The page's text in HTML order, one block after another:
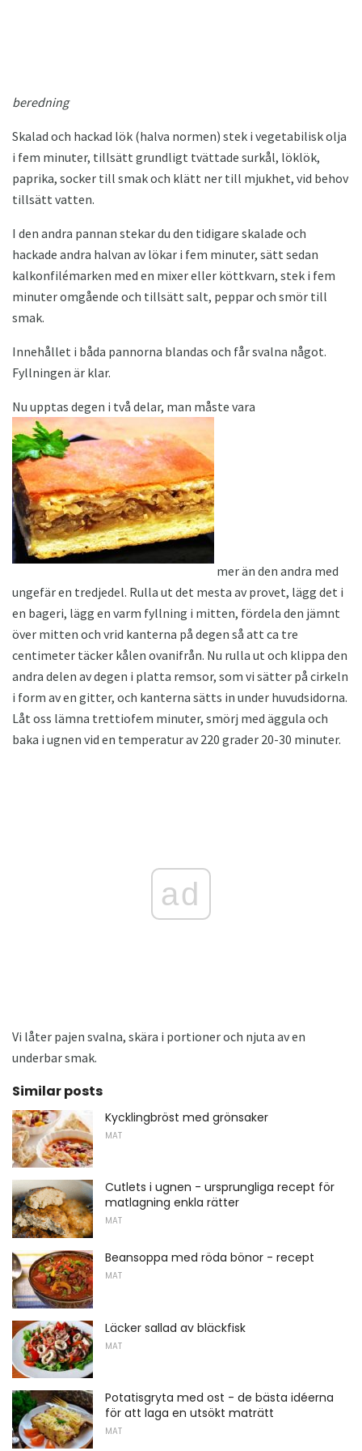
beredning
Skalad och hackad lök (halva normen) stek i vegetabilisk olja
i fem minuter, tillsätt grundligt tvättade surkål, löklök,
paprika, socker till smak och klätt ner till mjukhet, vid behov
tillsätt vatten.
I den andra pannan stekar du den tidigare skalade och
hackade andra halvan av lökar i fem minuter, sätt sedan
kalkonfilémarken med en mixer eller köttkvarn, stek i fem
minuter omgående och tillsätt salt, peppar och smör till
smak.
Innehållet i båda pannorna blandas och får svalna något.
Fyllningen är klar.
Nu upptas degen i två delar, man måste vara
mer än den andra med
ungefär en tredjedel. Rulla ut det mesta av provet, lägg det i
en bageri, lägg en varm fyllning i mitten, fördela den jämnt
över mitten och vrid kanterna på degen så att ca tre
centimeter täcker kålen ovanifrån. Nu rulla ut och klippa den
andra delen av degen i platta remsor, som vi sätter på cirkeln
i form av en gitter, och kanterna sätts in under huvudsidorna.
Låt oss lämna trettiofem minuter, smörj med äggula och
baka i ugnen vid en temperatur av 220 grader 20-30 minuter.
ad
Vi låter pajen svalna, skära i portioner och njuta av en
underbar smak.
Similar posts
Kycklingbröst med grönsaker
MAT
Cutlets i ugnen - ursprungliga recept för
matlagning enkla rätter
MAT
Beansoppa med röda bönor - recept
MAT
Läcker sallad av bläckfisk
MAT
Potatisgryta med ost - de bästa idéerna
för att laga en utsökt maträtt
MAT